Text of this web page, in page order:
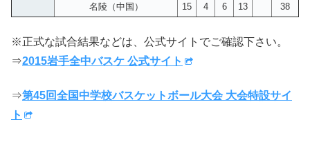
名陵（中国）
15 4 6 13 38
※正式な試合結果などは、公式サイトでご確認下さい。
⇒2015岩手全中バスケ 公式サイト
⇒第45回全国中学校バスケットボール大会 大会特設サイ
ト